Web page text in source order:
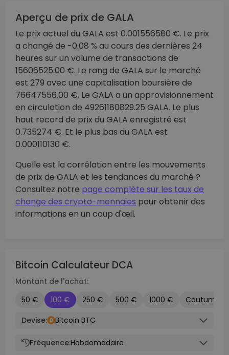
Aperçu de prix de GALA
Le prix actuel du GALA est 0.001556580 €. Le prix
a changé de -0.08 % au cours des dernières 24
heures sur un volume de transactions de
15606525.00 €. Le rang de GALA sur le marché
est 279 avec une capitalisation boursière de
76647556.00 €. Le GALA a un approvisionnement
en circulation de 49261180829.25 GALA. Le plus
haut record de prix du GALA enregistré est
0.735274 €. Et le plus bas du GALA est
0.000110130 €.
Quelle est la corrélation entre les mouvements
de prix de GALA et les tendances du marché ?
Consultez notre page complète sur les taux de
change des crypto-monnaies pour obtenir des
informations en un coup d'œil.
Bitcoin Calculateur DCA
Montant de l'achat:
50 €
100 € 250 € 500 € 1000 €
Coutume
Devise:
Bitcoin BTC
Fréquence:Hebdomadaire